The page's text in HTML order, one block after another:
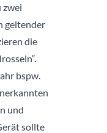
zwei
geltender
die
bspw.
und
sollte